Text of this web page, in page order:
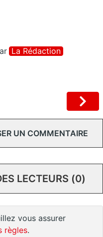
La Rédaction
UN COMMENTAIRE
LECTEURS (0)
vous assurer
règles.